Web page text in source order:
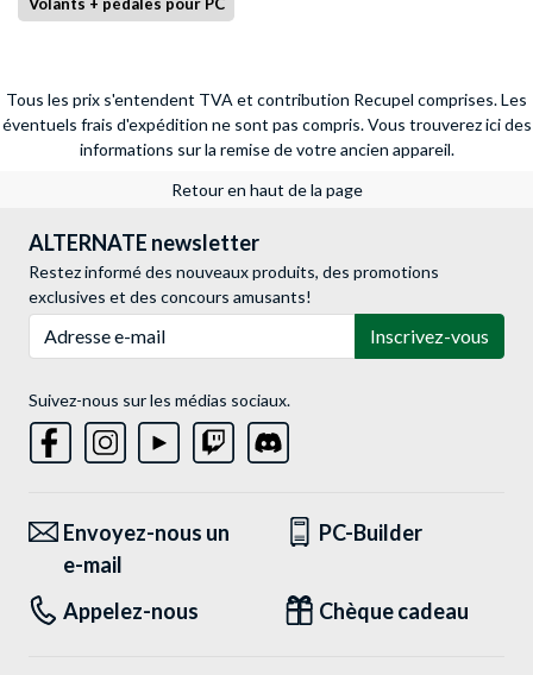
Volants + pédales pour PC
Tous les prix s'entendent TVA et contribution Recupel comprises. Les
éventuels frais d'expédition ne sont pas compris. Vous trouverez ici des
informations sur la remise de votre ancien appareil.
Retour en haut de la page
ALTERNATE newsletter
Restez informé des nouveaux produits, des promotions
exclusives et des concours amusants!
Inscrivez-vous
Suivez-nous sur les médias sociaux.
Envoyez-nous un
e-mail
PC-Builder
Appelez-nous Chèque cadeau